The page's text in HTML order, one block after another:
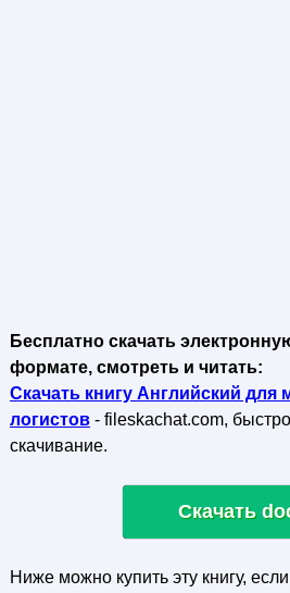
Бесплатно скачать
формате, смотреть и читать:
Скачать книгу Английский для
логистов- fileskachat.com,
скачивание.
Скачать
Ниже можно купить эту книгу,